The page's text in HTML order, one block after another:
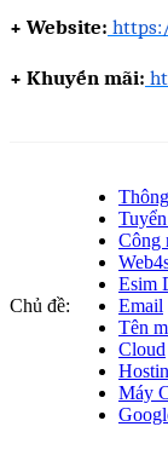
+ Website:
+ Khuyến mãi:
Chủ đề:
Công
Esim
Email
Tên
Cloud
Máy